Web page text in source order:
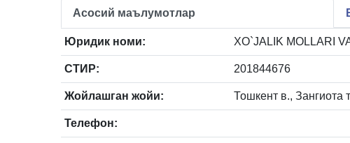
Асосий маълумотлар
Юридик номи: XO`JALIK MOLLARI
СТИР: 201844676
Жойлашган жойи: Тошкент в., Зангиота
Телефон: